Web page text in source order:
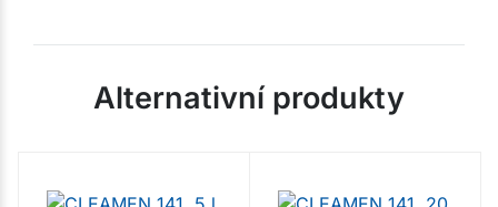
Alternativní produkty